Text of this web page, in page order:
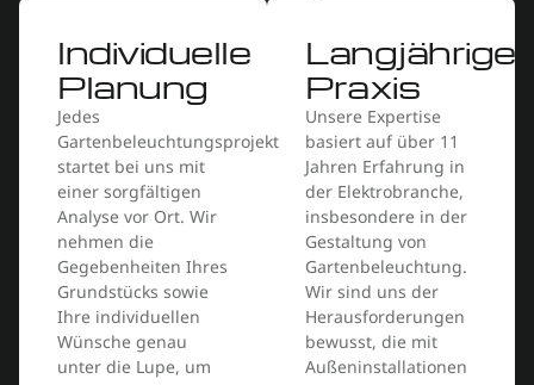
Langjährige
Praxis
Unsere Expertise
basiert auf über 11
Jahren Erfahrung in
der Elektrobranche,
insbesondere in der
Gestaltung von
Gartenbeleuchtung.
Wir sind uns der
Herausforderungen
bewusst, die mit
Außeninstallationen
Individuelle
Planung
Jedes
Gartenbeleuchtungsprojekt
startet bei uns mit
einer sorgfältigen
Analyse vor Ort. Wir
nehmen die
Gegebenheiten Ihres
Grundstücks sowie
Ihre individuellen
Wünsche genau
unter die Lupe, um